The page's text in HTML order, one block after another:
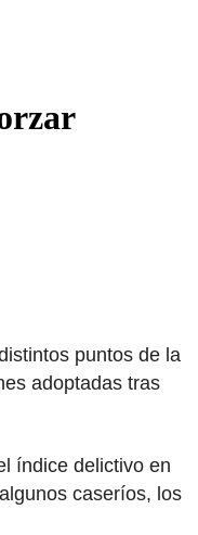
puntos de la
adoptadas tras
índice delictivo en
caseríos, los